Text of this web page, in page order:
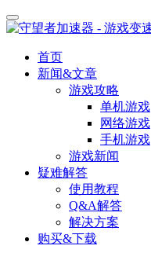
首页
新闻&文章
游戏攻略
单机游戏
网络游戏
手机游戏
游戏新闻
疑难解答
使用教程
Q&A解答
解决方案
购买&下载